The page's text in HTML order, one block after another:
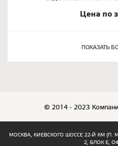
Цена по
ПОКАЗАТЬ
© 2014 - 2023
МОСКВА, КИЕВСКОГО ШОССЕ 22-Й КМ (П.
2, БЛОК Е,